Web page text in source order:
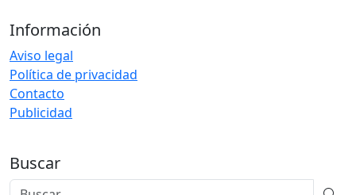
Información
Aviso legal
Política de privacidad
Contacto
Publicidad
Buscar